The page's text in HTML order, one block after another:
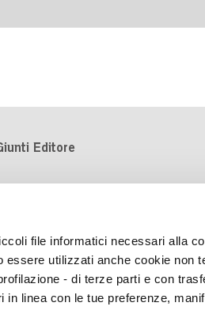
file informatici necessari alla
essere utilizzati anche cookie non
- di terze parti e con
linea con le tue preferenze,
Editore
al Registro
Milano REA 1327444
sulla privacy